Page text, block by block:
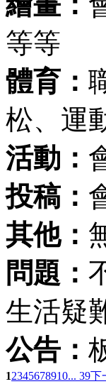
等等
體育：
松、運
活動：
投稿：
其他：
問題：
生活疑
公告：
12345678910... 39下